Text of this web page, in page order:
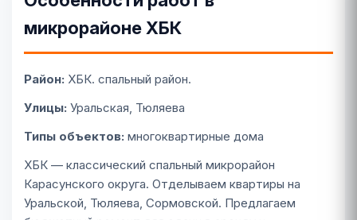
микрорайоне ХБК
Район: ХБК. спальный район.
Улицы: Уральская, Тюляева
Типы объектов: многоквартирные дома
ХБК — классический спальный микрорайон
Карасунского округа. Отделываем квартиры на
Уральской, Тюляева, Сормовской. Предлагаем